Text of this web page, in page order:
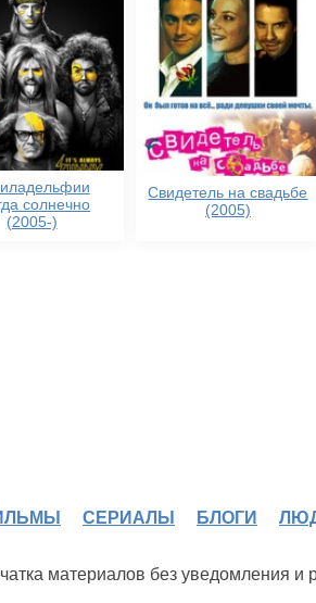
солнечно
(2005-)
Свидетель на свадьбе
(2005)
СЕРИАЛЫ БЛОГИ
материалов без уведомления